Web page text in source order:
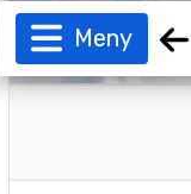
Meny